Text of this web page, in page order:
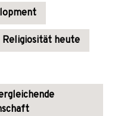
Religiosität heute